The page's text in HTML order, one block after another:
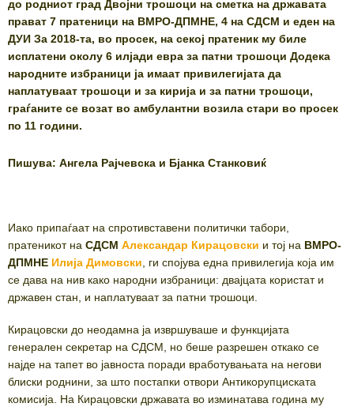
до родниот град Двојни трошоци на сметка на државата
прават 7 пратеници на ВМРО-ДПМНЕ, 4 на СДСМ и еден на
ДУИ За 2018-та, во просек, на секој пратеник му биле
исплатени околу 6 илјади евра за патни трошоци Додека
народните избраници ја имаат привилегијата да
наплатуваат трошоци и за кирија и за патни трошоци,
граѓаните се возат во амбулантни возила стари во просек
по 11 години.
Пишува: Ангела Рајчевска и Бјанка Станковиќ
Иако припаѓаат на спротивставени политички табори,
пратеникот на СДСМ Александар Кирацовски и тој на ВМРО-
ДПМНЕ Илија Димовски, ги спојува една привилегија која им
се дава на нив како народни избраници: двајцата користат и
државен стан, и наплатуваат за патни трошоци.
Кирацовски до неодамна ја извршуваше и функцијата
генерален секретар на СДСМ, но беше разрешен откако се
најде на тапет во јавноста поради вработувањата на негови
блиски роднини, за што постапки отвори Антикорупциската
комисија. На Кирацовски државата во изминатава година му